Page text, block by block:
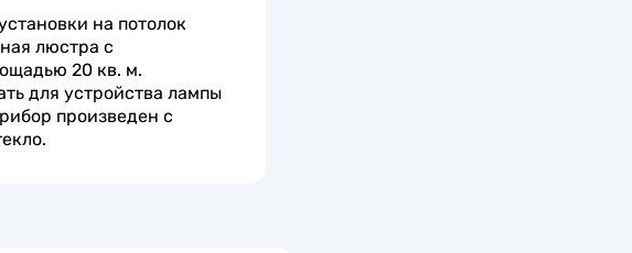
на потолок
люстра с
20 кв. м.
для устройства лампы
произведен с